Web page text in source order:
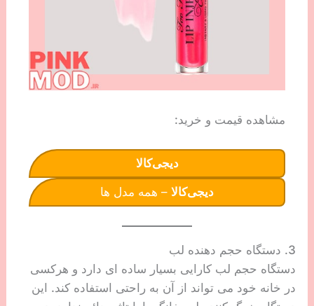
مشاهده قیمت و خرید:
دیجی‌کالا
دیجی‌کالا – همه مدل ها
3. دستگاه حجم دهنده لب
دستگاه حجم لب کارایی بسیار ساده ای دارد و هرکسی
در خانه خود می تواند از آن به راحتی استفاده کند. این